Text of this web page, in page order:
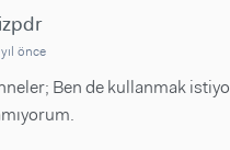
önce
Ben de kullanmak